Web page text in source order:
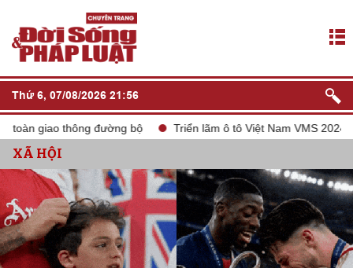
Thứ 6, 07/08/2026 21:56
đường bộ Triển lãm ô tô Việt Nam VMS 2024 tắt
XÃ HỘI